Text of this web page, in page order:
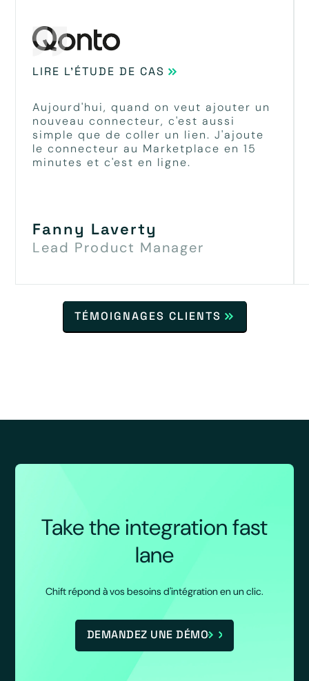
LIRE L'ÉTUDE DE CAS
Aujourd'hui, quand on veut ajouter un
nouveau connecteur, c'est aussi
simple que de coller un lien. J'ajoute
le connecteur au Marketplace en 15
minutes et c'est en ligne.
Fanny Laverty
Lead Product Manager
TÉMOIGNAGES CLIENTS
Take the integration fast
lane
Chift répond à vos besoins d'intégration en un clic.
DEMANDEZ UNE DÉMO